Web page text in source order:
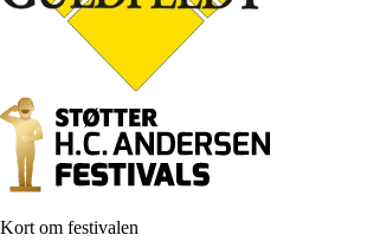
Kort om festivalen